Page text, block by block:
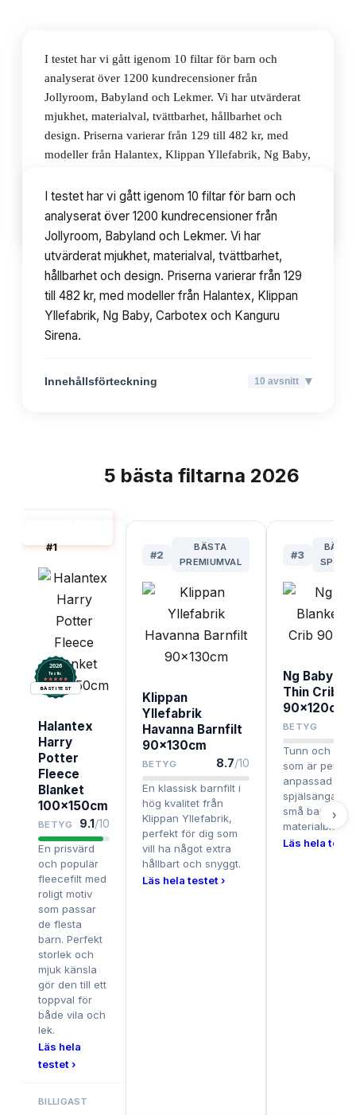
I testet har vi gått igenom 10 filtar för barn och
analyserat över 1200 kundrecensioner från
Jollyroom, Babyland och Lekmer. Vi har utvärderat
mjukhet, materialval, tvättbarhet, hållbarhet och
design. Priserna varierar från 129 till 482 kr, med
modeller från Halantex, Klippan Yllefabrik, Ng Baby,
Innehållsförteckning 10avsnitt
I testet har vi gått igenom 10 filtar för barn och
analyserat över 1200 kundrecensioner från
Jollyroom, Babyland och Lekmer. Vi har
utvärderat mjukhet, materialval, tvättbarhet,
hållbarhet och design. Priserna varierar från 129
till 482 kr, med modeller från Halantex, Klippan
Yllefabrik, Ng Baby, Carbotex och Kanguru
Sirena.
Innehållsförteckning 10 avsnitt ▾
5 bästafiltarna 2026
#1
2026
Testix.
BÄST I TEST
Halantex
Harry
Potter
Fleece
Blanket
100x150cm
BETYG 9.1/10
En prisvärd
och populär
fleecefilt med
roligt motiv
som passar
de flesta
barn. Perfekt
storlek och
mjuk känsla
gör den till ett
toppval för
både vila och
lek.
Läs hela
testet ›
BILLIGAST
#2
BÄSTA
PREMIUMVAL
Klippan
Yllefabrik
Havanna Barnfilt
90x130cm
BETYG 8.7/10
En klassisk barnfilt i
hög kvalitet från
Klippan Yllefabrik,
perfekt för dig som
vill ha något extra
hållbart och snyggt.
Läs hela testet ›
#3
BÄST
Ng Baby
Thin Crib
90x120cm
BETYG
Tunn och
som är perfekt
anpassad för
spjälsängar
små barn,
Läs hela
›